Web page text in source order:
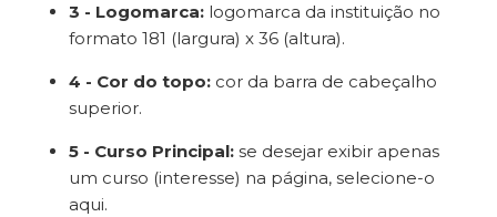
3 - Logomarca: logomarca da instituição no
formato 181 (largura) x 36 (altura).
4 - Cor do topo: cor da barra de cabeçalho
superior.
5 - Curso Principal: se desejar exibir apenas
um curso (interesse) na página, selecione-o
aqui.